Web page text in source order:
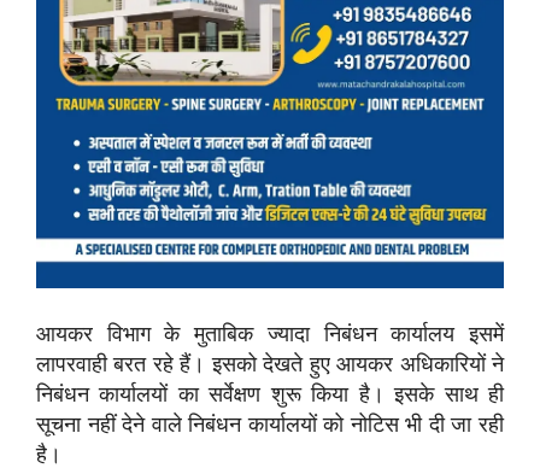
आयकर विभाग के मुताबिक ज्यादा निबंधन कार्यालय इसमें
लापरवाही बरत रहे हैं। इसको देखते हुए आयकर अधिकारियों ने
निबंधन कार्यालयों का सर्वेक्षण शुरू किया है। इसके साथ ही
सूचना नहीं देने वाले निबंधन कार्यालयों को नोटिस भी दी जा रही
है।